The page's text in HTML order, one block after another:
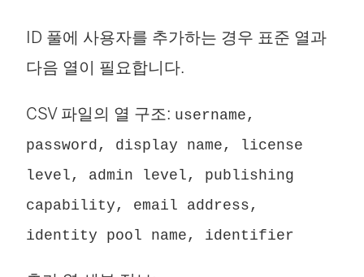
ID 풀에 사용자를 추가하는 경우 표준 열과
다음 열이 필요합니다.
CSV 파일의 열 구조: username,
password, display name, license
level, admin level, publishing
capability, email address,
identity pool name, identifier